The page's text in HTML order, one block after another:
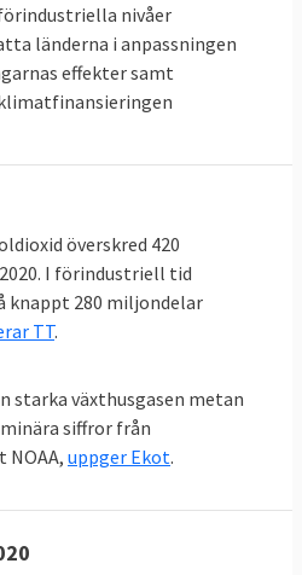
i ett EU-land,
framgår vilka
Svenskarna
än andra i EU räknat
på delad tredje plats
Luxemburg och
per person i EU
2011 2021 Förändring
3,21
nivåer
länderna i anpassningen
effekter samt
överskred 420
I förindustriell tid
knappt 280 miljondelar
TT.
starka växthusgasen metan
siffror från
uppger Ekot.